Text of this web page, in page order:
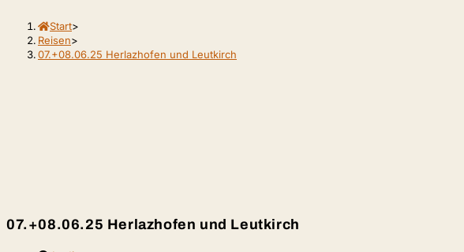
Start>
Reisen>
07.+08.06.25 Herlazhofen und Leutkirch
07.+08.06.25 Herlazhofen und Leutkirch